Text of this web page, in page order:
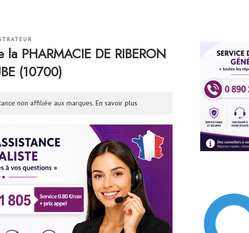
PHARMACIE DE RIBERON
(10700)
non affiliée aux marques. En savoir plus